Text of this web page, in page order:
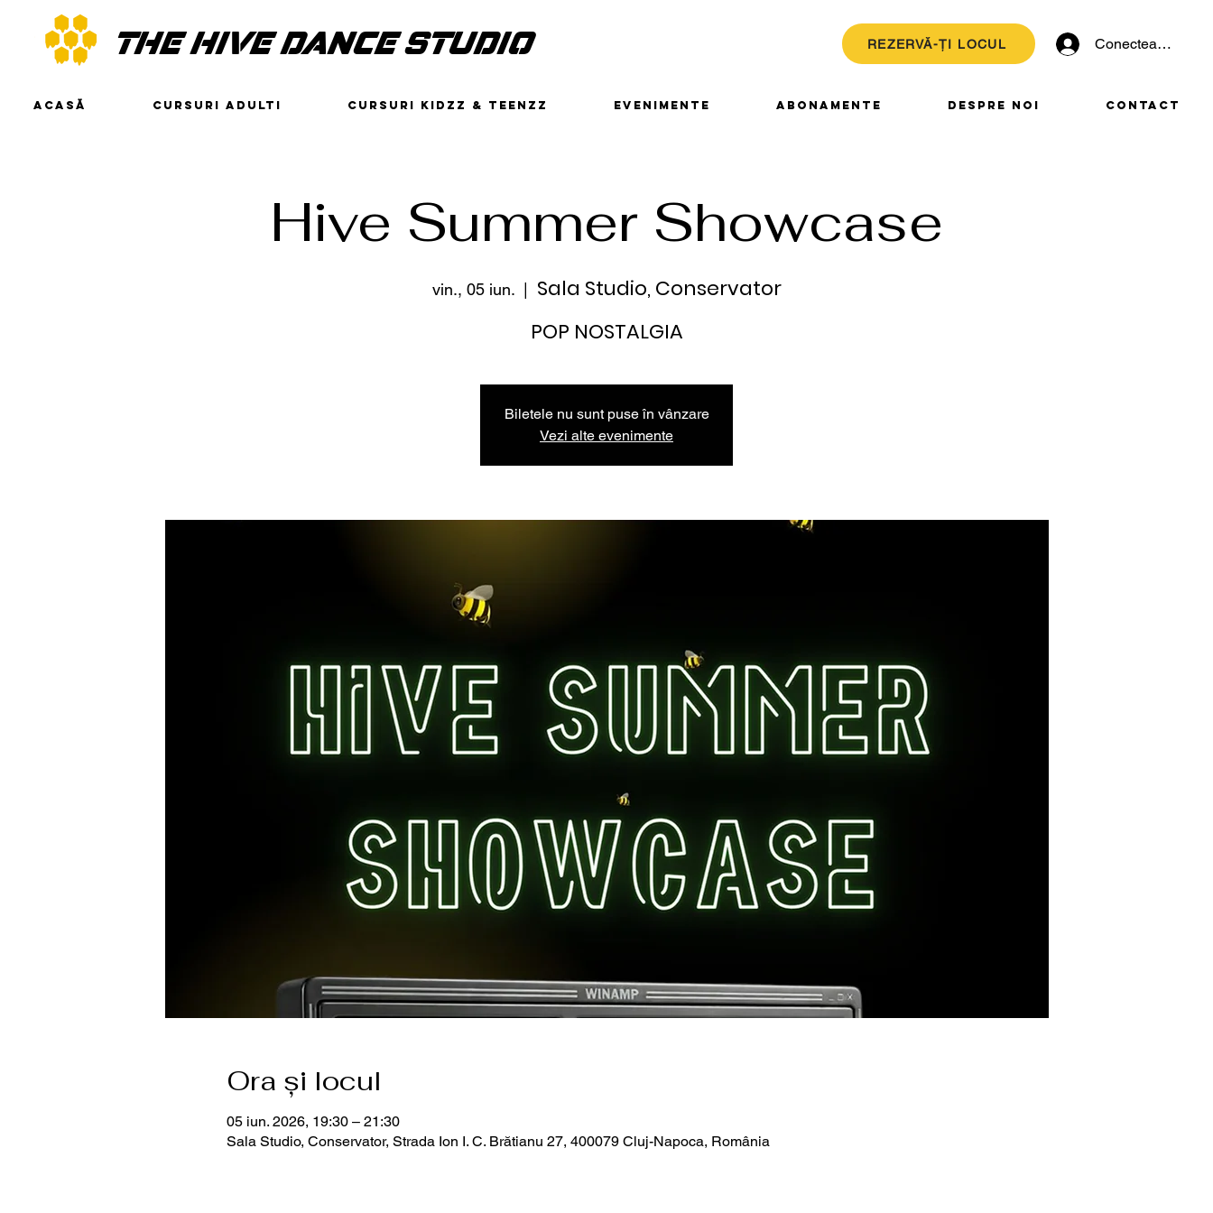
THE HIVE DANCE STUDIO REZERVĂ-ȚI LOCUL Conectează-te
ACASĂ CURSURI ADULTI CURSURI KIDZZ & TEENZZ EVENIMENTE ABONAMENTE DESPRE NOI CONTACT
Hive Summer Showcase
vin., 05 iun.
  |
Sala Studio, Conservator
POP NOSTALGIA
Biletele nu sunt puse în vânzare
Vezi alte evenimente
Ora și locul
05 iun. 2026, 19:30 – 21:30
Sala Studio, Conservator, Strada Ion I. C. Brătianu 27, 400079 Cluj-Napoca, România